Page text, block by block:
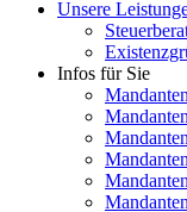
Unsere
Infos für Sie